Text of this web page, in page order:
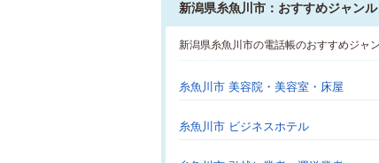
新潟県糸魚川市：おすすめジャンル
新潟県糸魚川市の電話帳のおすすめジャ
糸魚川市 美容院・美容室・床屋
糸魚川市 ビジネスホテル